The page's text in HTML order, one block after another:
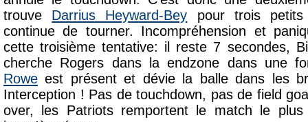
trouve Darrius Heyward-Bey pour trois
continue de tourner. Incompréhension et
cette troisième tentative: il reste 7 secondes,
cherche Rogers dans la endzone dans une
Rowe est présent et dévie la balle dans les
Interception ! Pas de touchdown, pas de field
over, les Patriots remportent le match le